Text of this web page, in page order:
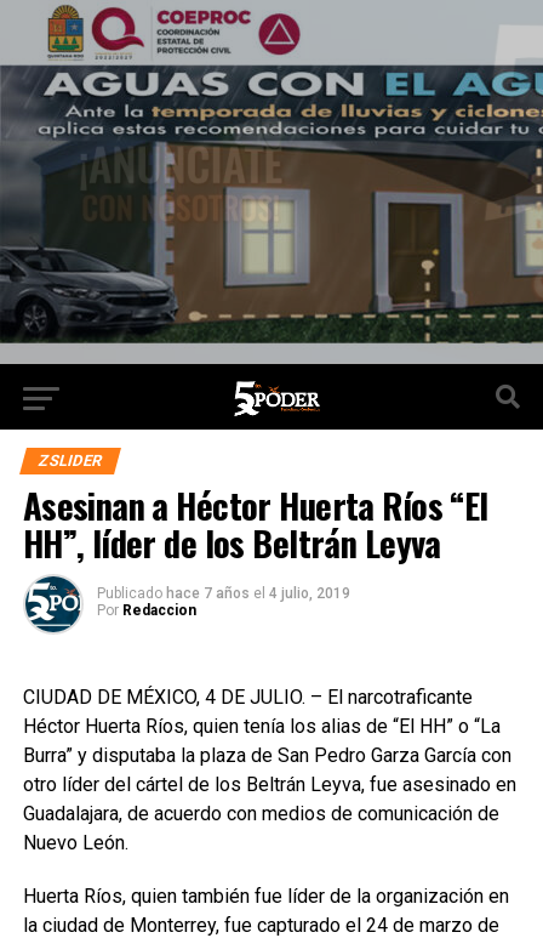
ZSLIDER
Asesinan a Héctor Huerta Ríos “El
HH”, líder de los Beltrán Leyva
Publicado hace 7 años el 4 julio, 2019
Por Redaccion
CIUDAD DE MÉXICO, 4 DE JULIO. – El narcotraficante
Héctor Huerta Ríos, quien tenía los alias de “El HH” o “La
Burra” y disputaba la plaza de San Pedro Garza García con
otro líder del cártel de los Beltrán Leyva, fue asesinado en
Guadalajara, de acuerdo con medios de comunicación de
Nuevo León.
Huerta Ríos, quien también fue líder de la organización en
la ciudad de Monterrey, fue capturado el 24 de marzo de